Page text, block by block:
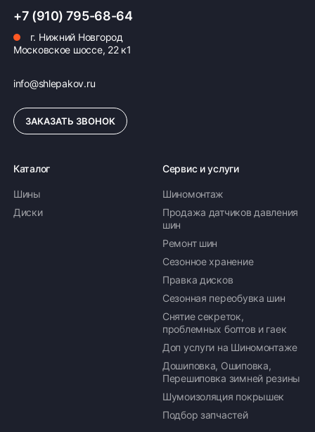
+7 (910) 795-68-64
г. Нижний Новгород
Московское шоссе, 22 к1
info@shlepakov.ru
ЗАКАЗАТЬ ЗВОНОК
Каталог
Шины
Диски
Сервис и услуги
Шиномонтаж
Продажа датчиков давления
шин
Ремонт шин
Сезонное хранение
Правка дисков
Сезонная переобувка шин
Снятие секреток,
проблемных болтов и гаек
Доп услуги на Шиномонтаже
Дошиповка, Ошиповка,
Перешиповка зимней резины
Шумоизоляция покрышек
Подбор запчастей